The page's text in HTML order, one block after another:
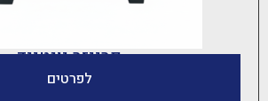
פרייזר יונטייד